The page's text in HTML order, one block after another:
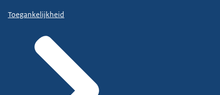
Toegankelijkheid